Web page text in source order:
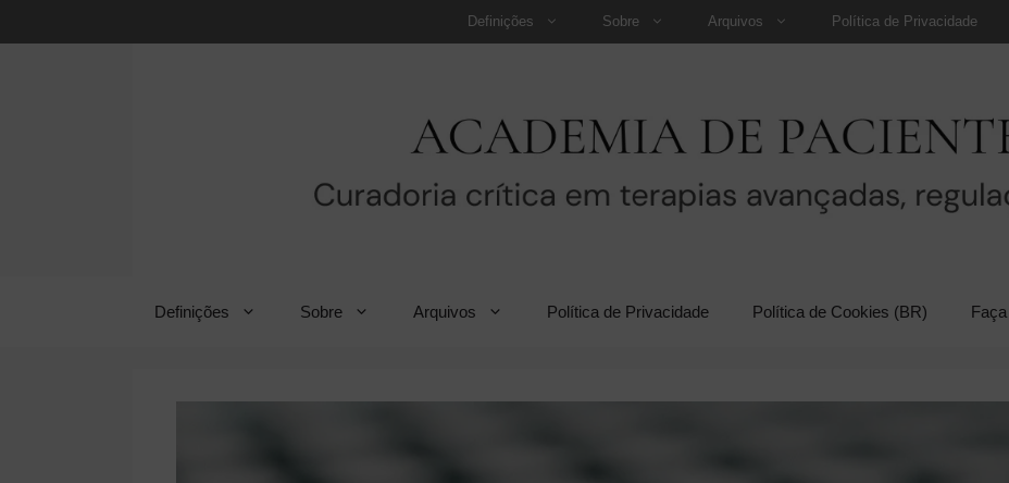
para
Definições Sobre Arquivos Política de Privacidade
Definições Sobre Arquivos Política de Privacidade Política de Cookies (BR)